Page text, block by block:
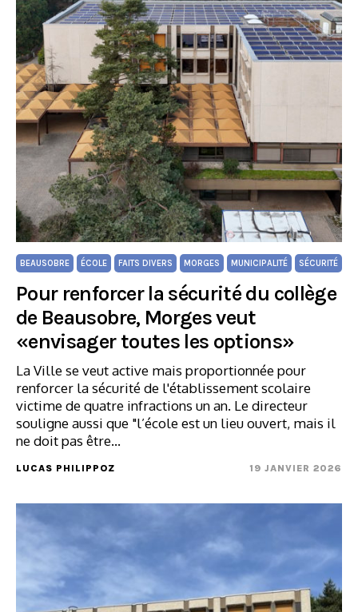
BEAUSOBRE ÉCOLE FAITS DIVERS MORGES MUNICIPALITÉ SÉCURITÉ
Pour renforcer la sécurité du collège
de Beausobre, Morges veut
«envisager toutes les options»
La Ville se veut active mais proportionnée pour
renforcer la sécurité de l'établissement scolaire
victime de quatre infractions un an. Le directeur
souligne aussi que "l’école est un lieu ouvert, mais il
ne doit pas être…
LUCAS PHILIPPOZ 19 JANVIER 2026